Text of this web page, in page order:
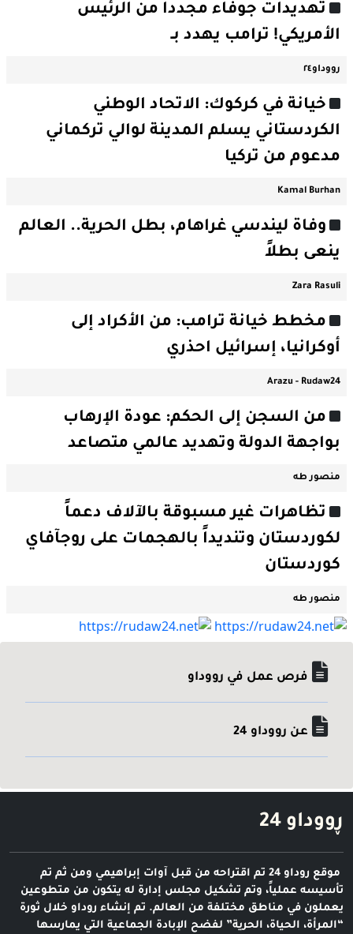
تهديدات جوفاء مجدداً من الرئيس
الأمريكي! ترامب يهدد بـ
رووداو٢٤
خيانة في كركوك: الاتحاد الوطني
الكردستاني يسلم المدينة لوالي تركماني
مدعوم من تركيا
Kamal Burhan
وفاة ليندسي غراهام، بطل الحرية.. العالم
ينعى بطلاً
Zara Rasuli
مخطط خيانة ترامب: من الأكراد إلى
أوكرانيا، إسرائيل احذري
Arazu - Rudaw24
من السجن إلى الحكم: عودة الإرهاب
بواجهة الدولة وتهديد عالمي متصاعد
منصور طە
تظاهرات غير مسبوقة بالآلاف دعماً
لكوردستان وتنديداً بالهجمات على روجآفاي
كوردستان
منصور طە
فرص عمل في رووداو
عن رووداو 24
ڕووداو 24
موقع روداو 24 تم اقتراحه من قبل آوات إبراهيمي ومن ثم تم
تأسيسه عملياً، وتم تشكيل مجلس إدارة له يتكون من متطوعين
يعملون في مناطق مختلفة من العالم. تم إنشاء روداو خلال ثورة
“المرأة، الحياة، الحرية” لفضح الإبادة الجماعية التي يمارسها